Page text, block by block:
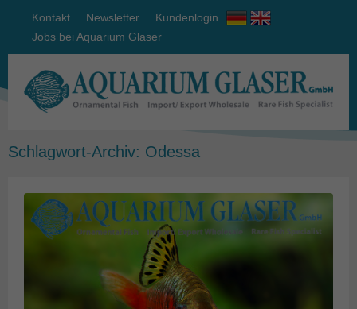
Kontakt Newsletter
Kundenlogin
Jobs bei Aquarium Glaser
Schlagwort-Archiv: Odessa